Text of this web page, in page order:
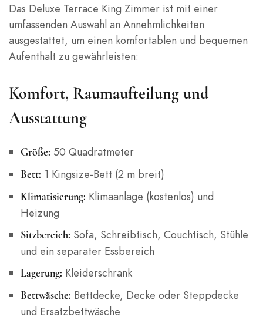
Das Deluxe Terrace King Zimmer ist mit einer
umfassenden Auswahl an Annehmlichkeiten
ausgestattet, um einen komfortablen und bequemen
Aufenthalt zu gewährleisten:
Komfort, Raumaufteilung und
Ausstattung
Größe: 50 Quadratmeter
Bett: 1 Kingsize-Bett (2 m breit)
Klimatisierung: Klimaanlage (kostenlos) und
Heizung
Sitzbereich: Sofa, Schreibtisch, Couchtisch, Stühle
und ein separater Essbereich
Lagerung: Kleiderschrank
Bettwäsche: Bettdecke, Decke oder Steppdecke
und Ersatzbettwäsche